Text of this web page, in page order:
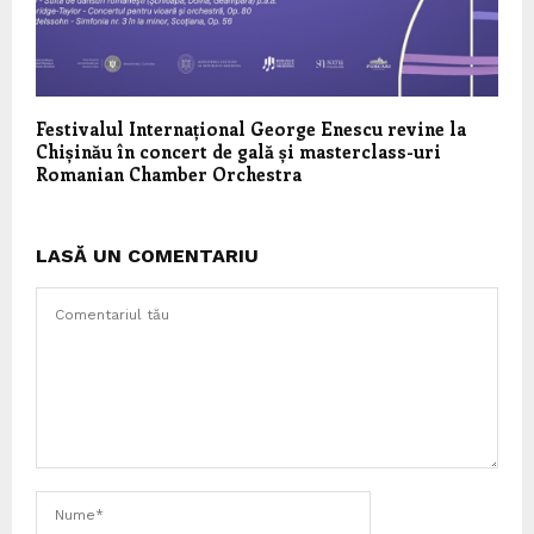
Festivalul Internațional George Enescu revine la
Chișinău în concert de gală și masterclass-uri
Romanian Chamber Orchestra
LASĂ UN COMENTARIU